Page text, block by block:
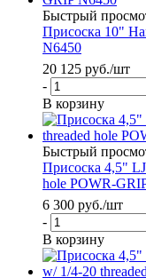
Быстрый
Присоска 10"
N6450
20 125 руб./шт
-
В корзину
Быстрый
Присоска 4,5"
hole POWR-
6 300 руб./шт
-
В корзину